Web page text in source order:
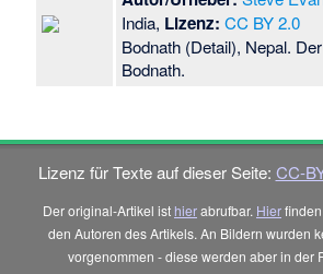
India, Lizenz: CC BY 2.0
Bodnath (Detail), Nepal.
Bodnath.
Lizenz für Texte auf dieser Seite: CC-
Der original-Artikel ist hierabrufbar. Hier
den Autoren des Artikels. An Bildern wurden
vorgenommen - diese werden aber in der